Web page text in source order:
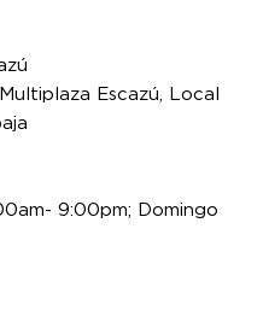
Escazú, Local
9:00pm; Domingo